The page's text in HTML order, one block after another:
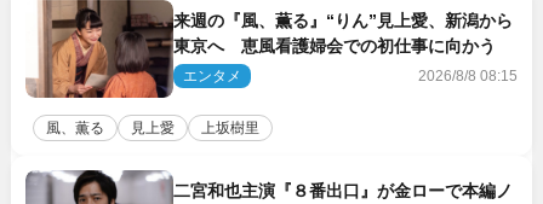
来週の『風、薫る』“りん”見上愛、新潟から
東京へ 恵風看護婦会での初仕事に向かう
エンタメ 2026/8/8 08:15
風、薫る 見上愛 上坂樹里
二宮和也主演『８番出口』が金ローで本編ノ